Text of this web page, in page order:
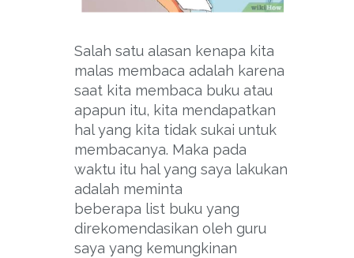
Salah satu alasan kenapa kita
malas membaca adalah karena
saat kita membaca buku atau
apapun itu, kita mendapatkan
hal yang kita tidak sukai untuk
membacanya. Maka pada
waktu itu hal yang saya lakukan
adalah meminta
beberapa list buku yang
direkomendasikan oleh guru
saya yang kemungkinan